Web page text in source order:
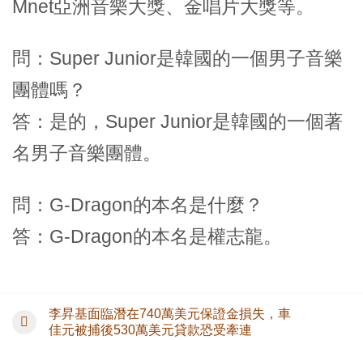
Mnet亞洲音樂大獎、金唱片大獎等。
問：Super Junior是韓國的一個男子音樂
團體嗎？
答：是的，Super Junior是韓國的一個著
名男子音樂團體。
問：G-Dragon的本名是什麼？
答：G-Dragon的本名是權志龍。
李昇基面臨潛在740萬美元保證金損失，車
佳元被捕後530萬美元貸款恐受牽連